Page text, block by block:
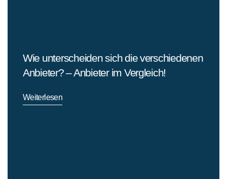
Wie unterscheiden sich die verschiedenen
Anbieter? – Anbieter im Vergleich!
Weiterlesen